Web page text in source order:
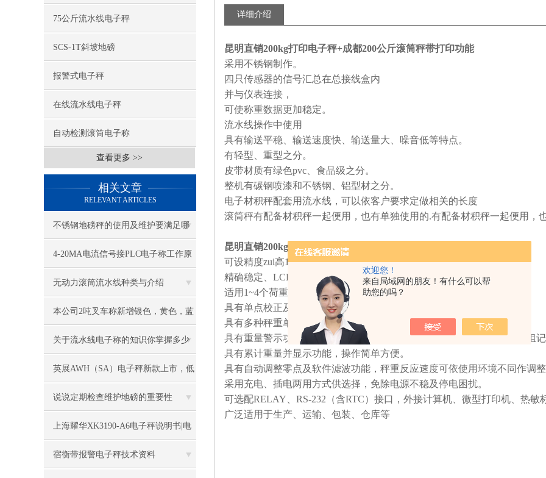
欢迎您！
来自局域网的朋友！有什么可以帮
助您的吗？
75公斤流水线电子秤
SCS-1T斜坡地磅
报警式电子秤
在线流水线电子秤
自动检测滚筒电子称
查看更多 >>
相关文章
RELEVANT ARTICLES
不锈钢地磅秤的使用及维护要满足哪
些要求
4-20MA电流信号接PLC电子称工作原
理
无动力滚筒流水线种类与介绍
本公司2吨叉车称新增银色，黄色，蓝
色，黑色可选
关于流水线电子称的知识你掌握多少
英展AWH（SA）电子秤新款上市，低
价冲市场
说说定期检查维护地磅的重要性
上海耀华XK3190-A6电子秤说明书|电
子秤|电子叉车称|磅秤
宿衡带报警电子秤技术资料
详细介绍
昆明直销200kg打印电子秤+成都200公斤滚筒秤带打印功能
采用不锈钢制作。
四只传感器的信号汇总在总接线盒内
并与仪表连接，
可使称重数据更加稳定。
流水线操作中使用
具有输送平稳、输送速度快、输送量大、噪音低等特点。
有轻型、重型之分。
皮带材质有绿色pvc 、食品级之分。
整机有碳钢喷漆和不锈钢、铝型材之分。
电子材积秤配套用流水线，可以依客户要求定做相关的长度
滚筒秤有配备材积秤一起便用，也有单独使用的.有配备材积秤一起便用，
昆明直销200kg打印电子秤+成都200公斤滚筒秤带打印功能
可设精度zui高1/15000，
精确稳定、 LCD
显示字幕。
适用 1~4个荷重元装的置电子秤。
具有单点校正及三点校正之功能
具有多种秤重单位及简易计数、百分比计算功能，用途广泛。
具有重量警示功能，可设定上限、标准、下限三段重量警示，并具有一组
具有累计重量并显示功能，操作简单方便。
具有自动调整零点及软件滤波功能，秤重反应速度可依使用环境不同作调整
采用充电、插电两用方式供选择，免除电源不稳及停电困扰。
可选配RELAY RS-232 （含RTC）接口，外接计算机、微型打印机、热敏
广泛适用于生产、运输、包装、仓库等